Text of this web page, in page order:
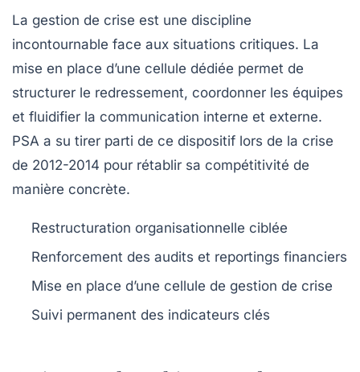
La gestion de crise est une discipline
incontournable face aux situations critiques. La
mise en place d’une cellule dédiée permet de
structurer le redressement, coordonner les équipes
et fluidifier la communication interne et externe.
PSA a su tirer parti de ce dispositif lors de la crise
de 2012-2014 pour rétablir sa compétitivité de
manière concrète.
Restructuration organisationnelle ciblée
Renforcement des audits et reportings financiers
Mise en place d’une cellule de gestion de crise
Suivi permanent des indicateurs clés